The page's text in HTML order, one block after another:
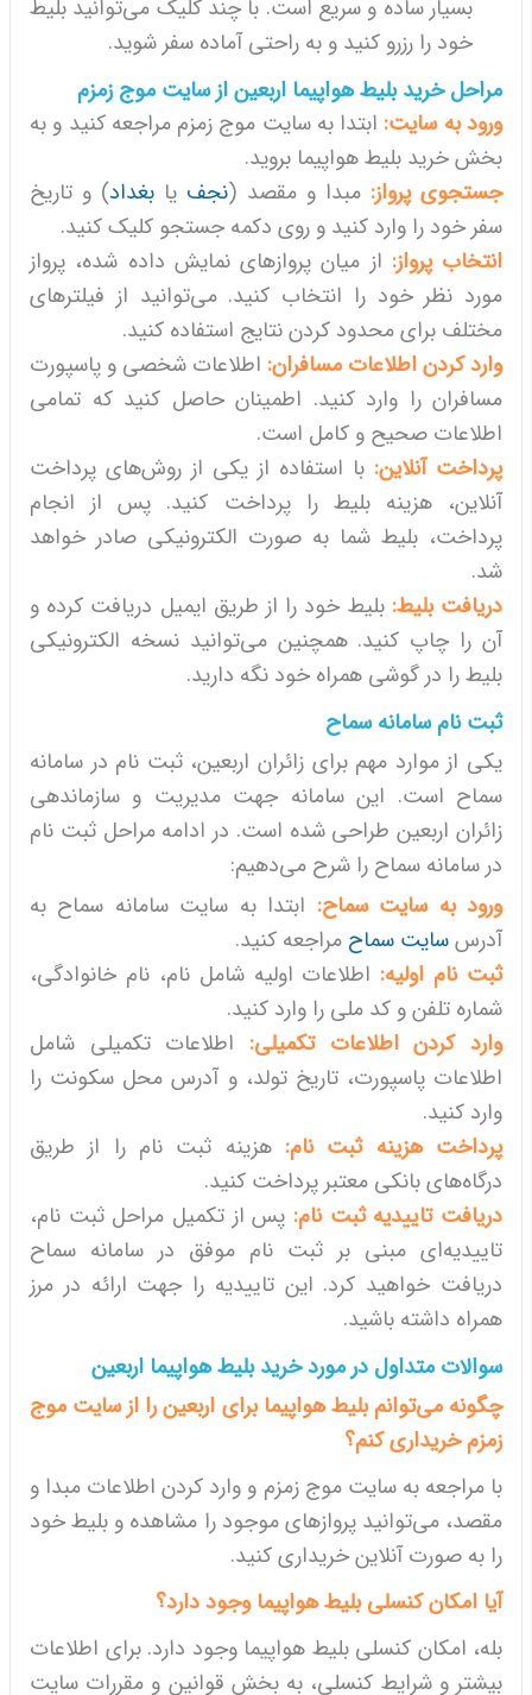
بسیار ساده و سریع است. با چند کلیک می‌توانید بلیط
خود را رزرو کنید و به راحتی آماده سفر شوید.
مراحل خرید بلیط هواپیما اربعین از سایت موج زمزم
ورود به سایت: ابتدا به سایت موج زمزم مراجعه کنید و به
بخش خرید بلیط هواپیما بروید.
جستجوی پرواز: مبدا و مقصد (نجف یا بغداد) و تاریخ
سفر خود را وارد کنید و روی دکمه جستجو کلیک کنید.
انتخاب پرواز: از میان پروازهای نمایش داده شده، پرواز
مورد نظر خود را انتخاب کنید. می‌توانید از فیلترهای
مختلف برای محدود کردن نتایج استفاده کنید.
وارد کردن اطلاعات مسافران: اطلاعات شخصی و پاسپورت
مسافران را وارد کنید. اطمینان حاصل کنید که تمامی
اطلاعات صحیح و کامل است.
پرداخت آنلاین: با استفاده از یکی از روش‌های پرداخت
آنلاین، هزینه بلیط را پرداخت کنید. پس از انجام
پرداخت، بلیط شما به صورت الکترونیکی صادر خواهد
شد.
دریافت بلیط: بلیط خود را از طریق ایمیل دریافت کرده و
آن را چاپ کنید. همچنین می‌توانید نسخه الکترونیکی
بلیط را در گوشی همراه خود نگه دارید.
ثبت نام سامانه سماح
یکی از موارد مهم برای زائران اربعین، ثبت نام در سامانه
سماح است. این سامانه جهت مدیریت و سازماندهی
زائران اربعین طراحی شده است. در ادامه مراحل ثبت نام
در سامانه سماح را شرح می‌دهیم:
ورود به سایت سماح: ابتدا به سایت سامانه سماح به
آدرسسایت سماح مراجعه کنید.
ثبت نام اولیه: اطلاعات اولیه شامل نام، نام خانوادگی،
شماره تلفن و کد ملی را وارد کنید.
وارد کردن اطلاعات تکمیلی: اطلاعات تکمیلی شامل
اطلاعات پاسپورت، تاریخ تولد، و آدرس محل سکونت را
وارد کنید.
پرداخت هزینه ثبت نام: هزینه ثبت نام را از طریق
درگاه‌های بانکی معتبر پرداخت کنید.
دریافت تاییدیه ثبت نام: پس از تکمیل مراحل ثبت نام،
تاییدیه‌ای مبنی بر ثبت نام موفق در سامانه سماح
دریافت خواهید کرد. این تاییدیه را جهت ارائه در مرز
همراه داشته باشید.
سوالات متداول در مورد خرید بلیط هواپیما اربعین
چگونه می‌توانم بلیط هواپیما برای اربعین را از سایت موج
زمزم خریداری کنم؟
با مراجعه به سایت موج زمزم و وارد کردن اطلاعات مبدا و
مقصد، می‌توانید پروازهای موجود را مشاهده و بلیط خود
را به صورت آنلاین خریداری کنید.
آیا امکان کنسلی بلیط هواپیما وجود دارد؟
بله، امکان کنسلی بلیط هواپیما وجود دارد. برای اطلاعات
بیشتر و شرایط کنسلی، به بخش قوانین و مقررات سایت